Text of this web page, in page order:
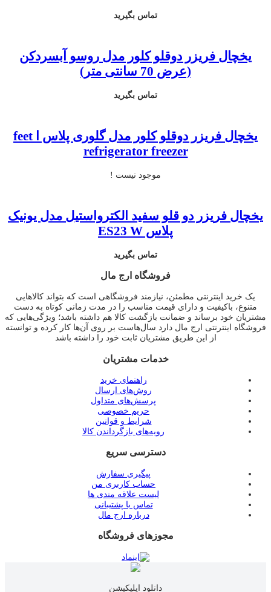
تماس بگیرید
یخچال فریزر دوقلو کلور مدل روسو آبسردکن
(عرض 70 سانتی متر)
تماس بگیرید
یخچال فریزر دوقلو کلور مدل گلوری پلاس ا feet
refrigerator freezer
موجود نیست !
یخچال فریزر دو قلو سفید الکترواستیل مدل یونیک
پلاس ES23 W
تماس بگیرید
فروشگاه ارج مال
یک خرید اینترنتی مطمئن، نیازمند فروشگاهی است که بتواند کالاهایی
متنوع، باکیفیت و دارای قیمت مناسب را در مدت زمانی کوتاه به دست
مشتریان خود برساند و ضمانت بازگشت کالا هم داشته باشد؛ ویژگی‌هایی که
فروشگاه اینترنتی ارج مال دارد سال‌هاست بر روی آن‌ها کار کرده و توانسته
از این طریق مشتریان ثابت خود را داشته باشد
خدمات مشتریان
راهنمای خرید
روش‌های ارسال
پرسش‌های متداول
حریم خصوصی
شرایط و قوانین
رویه‌های بازگرداندن کالا
دسترسی سریع
پیگیری سفارش
حساب کاربری من
لیست علاقه مندی ها
تماس با پشتیبانی
درباره ارج مال
مجوزهای فروشگاه
دانلود اپلیکیشن